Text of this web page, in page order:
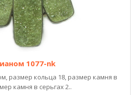
1077-nk
размер кольца 18, размер камня в
камня в серьгах 2..